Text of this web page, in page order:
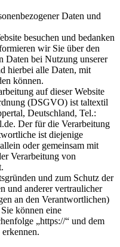
Daten und
besuchen und bedanken
wir Sie über den
Daten bei Nutzung unserer
hierbei alle Daten, mit
können.
auf dieser Website
(DSGVO) ist taltextil
Deutschland, Tel.:
Der für die Verarbeitung
ist diejenige
oder gemeinsam mit
Verarbeitung von
und zum Schutz der
und anderer vertraulicher
an den Verantwortlichen)
können eine
„https://“ und dem